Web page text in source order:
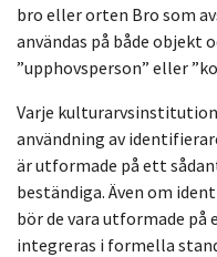
bro eller orten Bro som
användas på både objekt
”upphovsperson” eller
Varje
användning av
är utformade på ett
beständiga. Även om
bör de vara utformade
integreras i formella